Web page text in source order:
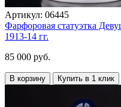
Артикул: 06445
Фарфоровая статуэтка
1913-14 гг.
85 000 руб.
В корзину Купить в 1 клик